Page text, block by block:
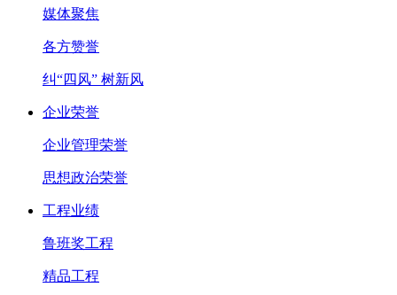
媒体聚焦
各方赞誉
纠“四风” 树新风
企业荣誉
企业管理荣誉
思想政治荣誉
工程业绩
鲁班奖工程
精品工程